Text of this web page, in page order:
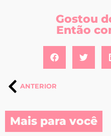
Gostou
Então
ANTERIOR
Mais para você